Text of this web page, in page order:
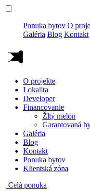
Ponuka bytov O
Galéria Blog Kontakt
O projekte
Lokalita
Developer
Financovanie
Žltý melón
Garantovaná
Galéria
Blog
Kontakt
Ponuka bytov
Klientská zóna
Celá ponuka